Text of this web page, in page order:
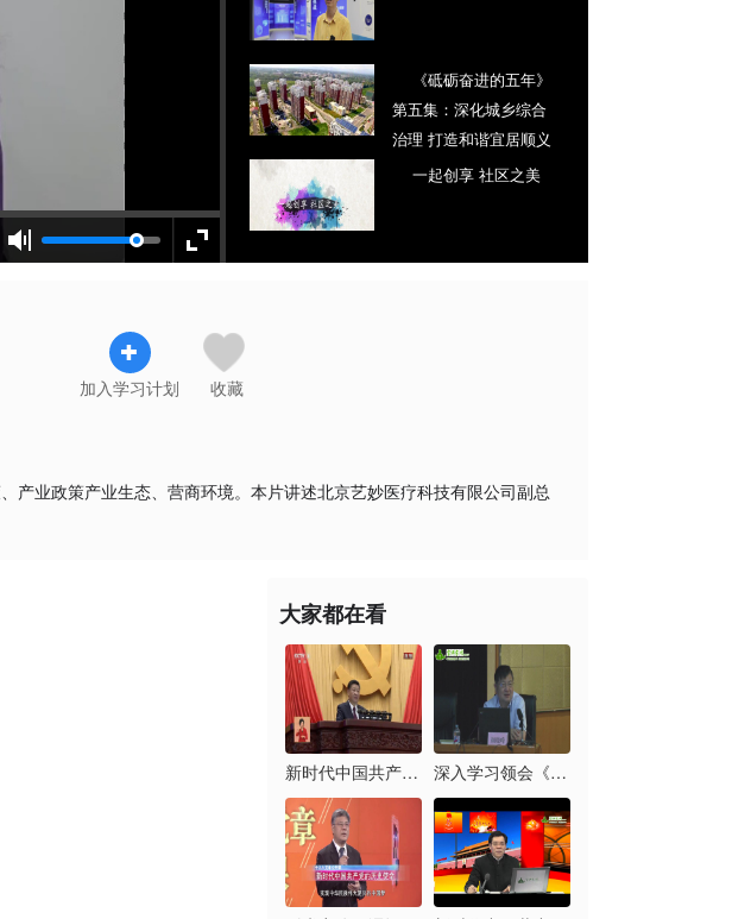
《砥砺奋进的五年》
第五集：深化城乡综合
治理 打造和谐宜居顺义
（TV）
一起创享 社区之美
加入学习计划 收藏
产业政策产业生态、营商环境。本片讲述北京艺妙医疗科技有限公司副总
大家都在看
新时代中国共产党的历... 深入学习领会《习近平...